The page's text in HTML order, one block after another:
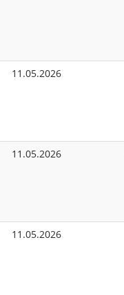
11.05.2026
11.05.2026
11.05.2026